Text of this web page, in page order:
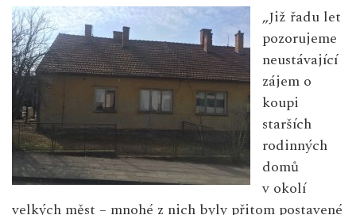
„Již řadu let
pozorujeme
neustávající
zájem o
koupi
starších
rodinných
domů
v okolí
velkých měst – mnohé z nich byly přitom postavené